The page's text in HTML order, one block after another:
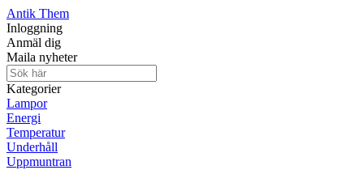
Antik Them
Inloggning
Anmäl dig
Maila nyheter
Kategorier
Lampor
Energi
Temperatur
Underhåll
Uppmuntran